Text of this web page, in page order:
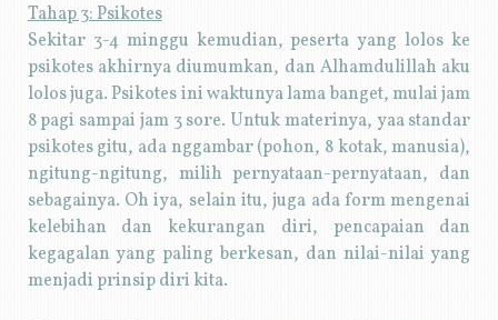
Tahap 3: Psikotes
Sekitar 3-4 minggu kemudian, peserta yang lolos ke
psikotes akhirnya diumumkan, dan Alhamdulillah aku
lolos juga. Psikotes ini waktunya lama banget, mulai jam
8 pagi sampai jam 3 sore. Untuk materinya, yaa standar
psikotes gitu, ada nggambar (pohon, 8 kotak, manusia),
ngitung-ngitung, milih pernyataan-pernyataan, dan
sebagainya. Oh iya, selain itu, juga ada form mengenai
kelebihan dan kekurangan diri, pencapaian dan
kegagalan yang paling berkesan, dan nilai-nilai yang
menjadi prinsip diri kita.